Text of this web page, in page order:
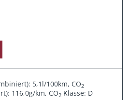
5,1l/100km, CO2
116,0g/km, CO2 Klasse: D